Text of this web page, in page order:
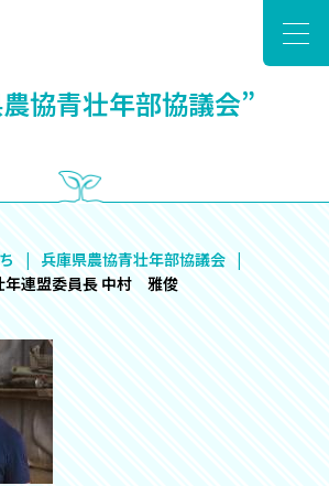
協青壮年部協議会”
兵庫県農協青壮年部協議会
年連盟委員長 中村 雅俊